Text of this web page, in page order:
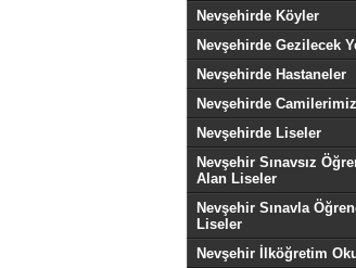
Nevşehirde Köyler
Nevşehirde Gezilecek
Nevşehirde Hastaneler
Nevşehirde Camilerimiz
Nevşehirde Liseler
Nevşehir Sınavsız
Alan Liseler
Nevşehir Sınavla
Liseler
Nevşehir İlköğretim